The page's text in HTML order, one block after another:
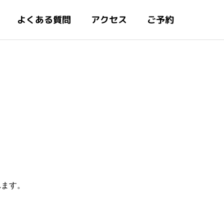
よくある質問 アクセス ご予約
す。